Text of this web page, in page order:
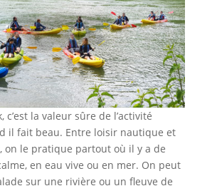
c’est la valeur sûre de l’activité
il fait beau. Entre loisir nautique et
on le pratique partout où il y a de
en eau vive ou en mer. On peut
sur une rivière ou un fleuve de